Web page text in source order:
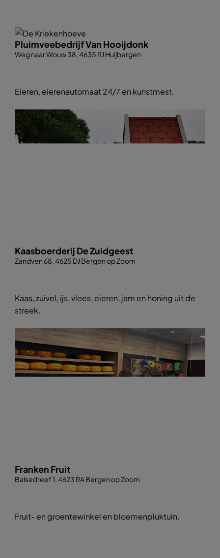
Pluimveebedrijf Van Hooijdonk
Weg naar Wouw 38, 4635 RJ Huijbergen
Eieren, eierenautomaat 24/7 en kunstmest.
Kaasboerderij De Zuidgeest
Zandven 68, 4625 DJ Bergen op Zoom
Kaas, zuivel, ijs, vlees, eieren, jam en honing uit de
streek.
Franken Fruit
Balsedreef 1, 4623 RA Bergen op Zoom
Fruit- en groentewinkel en bloemenpluktuin.